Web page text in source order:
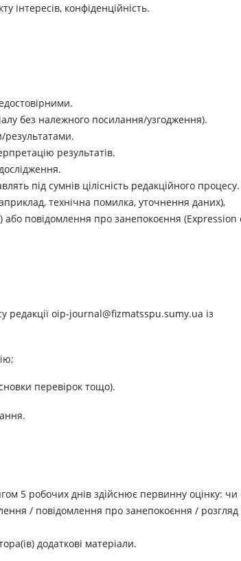
інтересів, конфіденційність.
без належного посилання/узгодження).
результатами.
результатів.
під сумнів цілісність редакційного процесу.
технічна помилка, уточнення даних),
повідомлення про занепокоєння (Expression
редакції oip-journal@fizmatsspu.sumy.ua із
перевірок тощо).
5 робочих днів здійснює первинну оцінку: чи
/ повідомлення про занепокоєння / розгляд
додаткові матеріали.